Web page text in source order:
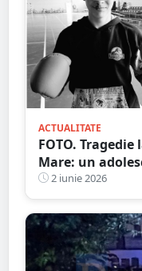
ACTUALITATE
FOTO.
Mare: un
fără viață
2 iunie 2026